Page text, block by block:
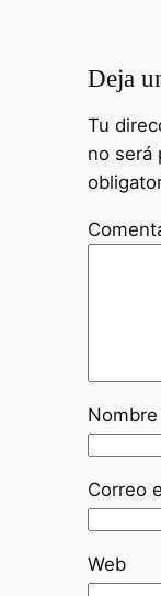
Deja
Tu
no será
Nombre
Correo
Web